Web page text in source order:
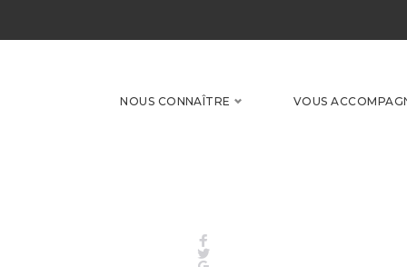
NOUS CONNAÎTRE VOUS
Twitter